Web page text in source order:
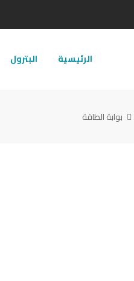
الرئيسية البترول
بوابة الطاقة